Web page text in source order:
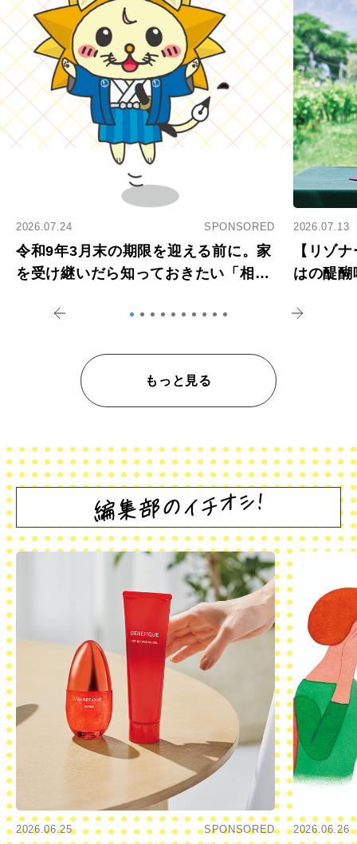
2026.07.24 SPONSORED
令和9年3月末の期限を迎える前に。家
を受け継いだら知っておきたい「相続
2026.07.13
【リゾ
はの醍
もっと見る
2026.06.25 SPONSORED 2026.06.26